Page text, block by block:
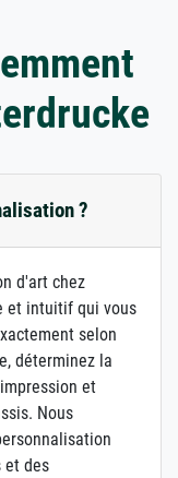
?
d'art chez
et intuitif qui vous
selon
déterminez la
et
Nous
et des